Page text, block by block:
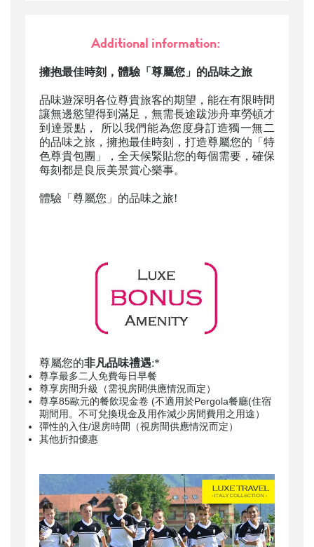
Additional information:
擁抱最佳時刻，體驗「尊屬您」的品味之旅
品味遊深明各位尊貴旅客的期望，能在有限時間
讓無邊慾望得到滿足，無需長途跋涉舟車勞頓才
到達景點， 所以我們能為您度身訂造獨一無二
的品味之旅，擁抱最佳時刻，打造尊屬您的「特
色尊貴包團」，全天候緊貼您的每個需要，確保
每刻都是良辰美景賞心樂事。
體驗「尊屬您」的品味之旅!
尊屬您的非凡品味禮遇:*
尊享最多二人免費每日早餐
尊享房間升級（需視房間供應情況而定）
尊享85歐元的餐飲現金卷 (不適用於Pergola餐廳(住宿
期間用。不可兌換現金及用作減少房間費用之用途）
彈性的入住/退房時間（視房間供應情況而定）
其他折扣優惠